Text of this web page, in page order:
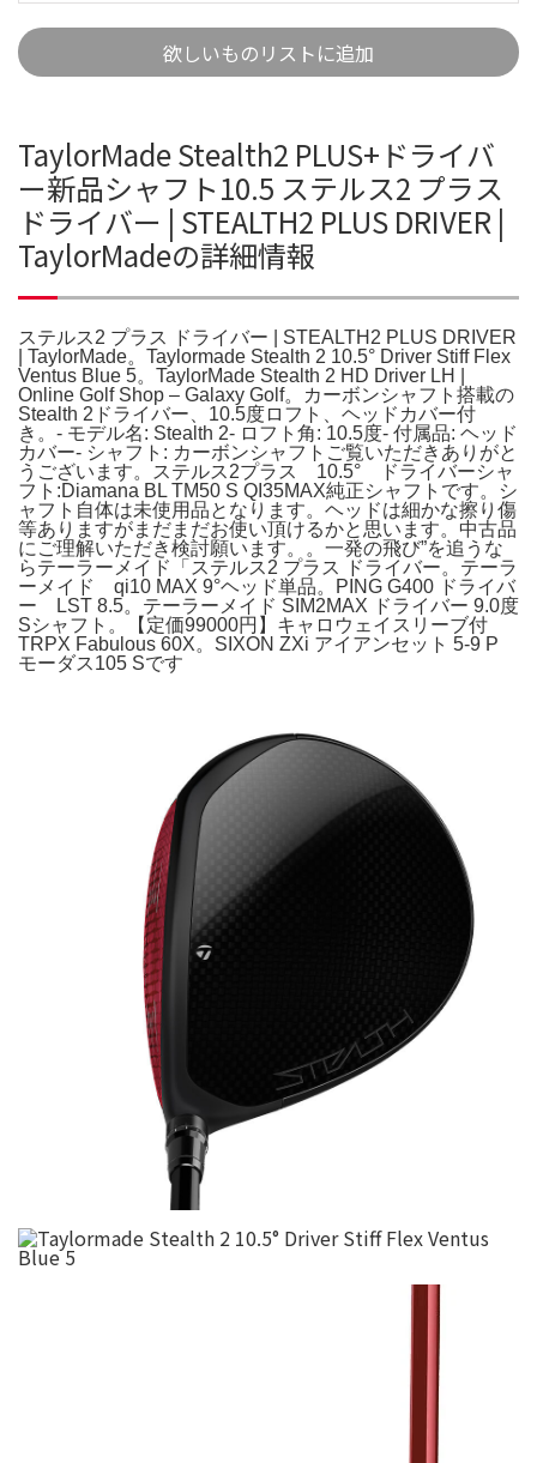
欲しいものリストに追加
TaylorMade Stealth2 PLUS+ドライバ
ー新品シャフト10.5 ステルス2 プラス
ドライバー | STEALTH2 PLUS DRIVER |
TaylorMadeの詳細情報
ステルス2 プラス ドライバー | STEALTH2 PLUS DRIVER
| TaylorMade。Taylormade Stealth 2 10.5° Driver Stiff Flex
Ventus Blue 5。TaylorMade Stealth 2 HD Driver LH |
Online Golf Shop – Galaxy Golf。カーボンシャフト搭載の
Stealth 2ドライバー、10.5度ロフト、ヘッドカバー付
き。- モデル名: Stealth 2- ロフト角: 10.5度- 付属品: ヘッド
カバー- シャフト: カーボンシャフトご覧いただきありがと
うございます。ステルス2プラス 10.5° ドライバーシャ
フト:Diamana BL TM50 S QI35MAX純正シャフトです。シ
ャフト自体は未使用品となります。ヘッドは細かな擦り傷
等ありますがまだまだお使い頂けるかと思います。中古品
にご理解いただき検討願います。。一発の飛び”を追うな
らテーラーメイド「ステルス2 プラス ドライバー。テーラ
ーメイド qi10 MAX 9°ヘッド単品。PING G400 ドライバ
ー LST 8.5。テーラーメイド SIM2MAX ドライバー 9.0度
Sシャフト。【定価99000円】キャロウェイスリーブ付
TRPX Fabulous 60X。SIXON ZXi アイアンセット 5-9 P
モーダス105 Sです